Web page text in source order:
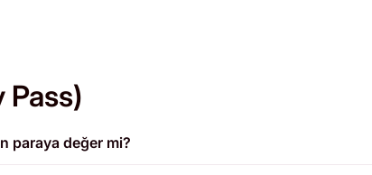
Pass)
paraya değer mi?